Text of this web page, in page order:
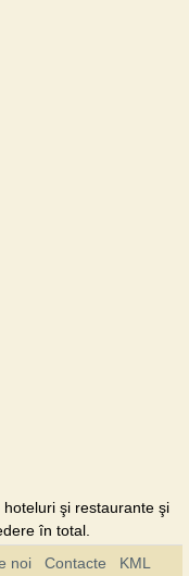
şi restaurante şi
în total.
noi Contacte KML